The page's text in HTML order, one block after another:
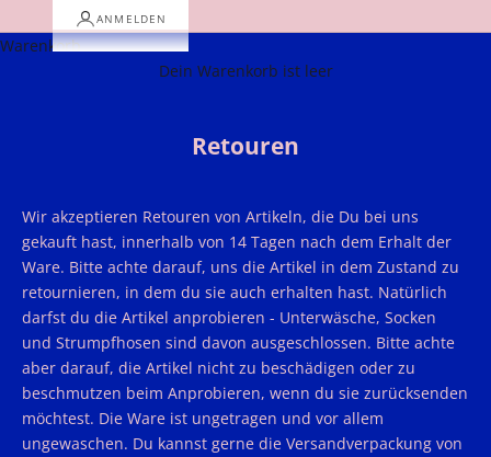
ANMELDEN
Warenkorb
Dein Warenkorb ist leer
Retouren
Wir akzeptieren Retouren von Artikeln, die Du bei uns
gekauft hast, innerhalb von 14 Tagen nach dem Erhalt der
Ware. Bitte achte darauf, uns die Artikel in dem Zustand zu
retournieren, in dem du sie auch erhalten hast. Natürlich
darfst du die Artikel anprobieren - Unterwäsche, Socken
und Strumpfhosen sind davon ausgeschlossen. Bitte achte
aber darauf, die Artikel nicht zu beschädigen oder zu
beschmutzen beim Anprobieren, wenn du sie zurücksenden
möchtest. Die Ware ist ungetragen und vor allem
ungewaschen. Du kannst gerne die Versandverpackung von